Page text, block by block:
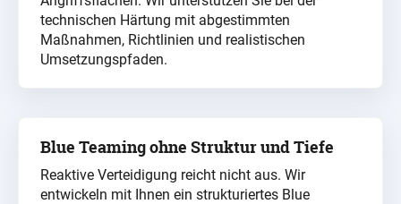
technischen Härtung mit abgestimmten
Maßnahmen, Richtlinien und realistischen
Umsetzungspfaden.
Blue Teaming ohne Struktur und Tiefe
Reaktive Verteidigung reicht nicht aus. Wir
entwickeln mit Ihnen ein strukturiertes Blue